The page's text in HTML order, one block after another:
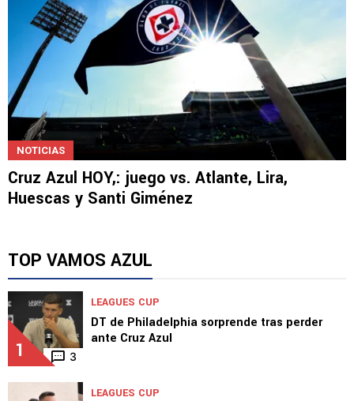
NOTICIAS
Cruz Azul HOY,: juego vs. Atlante, Lira,
Huescas y Santi Giménez
TOP VAMOS AZUL
1 3
LEAGUES CUP
DT de Philadelphia sorprende tras perder
ante Cruz Azul
LEAGUES CUP